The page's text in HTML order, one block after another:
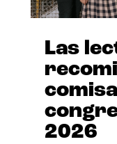
Las
2026